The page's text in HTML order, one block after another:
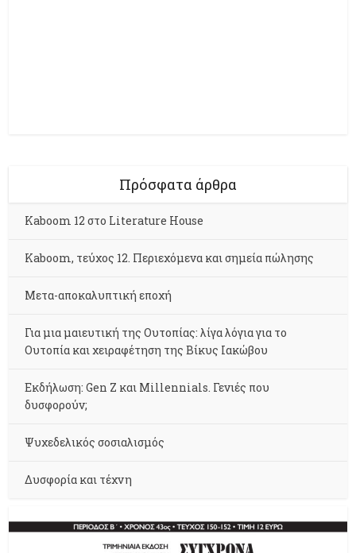
Πρόσφατα άρθρα
Kaboom 12 στο Literature House
Kaboom, τεύχος 12. Περιεχόμενα και σημεία πώλησης
Μετα-αποκαλυπτική εποχή
Για μια μαιευτική της Ουτοπίας: λίγα λόγια για το
Ουτοπία και χειραφέτηση της Βίκυς Ιακώβου
Εκδήλωση: Gen Z και Millennials. Γενιές που
δυσφορούν;
Ψυχεδελικός σοσιαλισμός
Δυσφορία και τέχνη